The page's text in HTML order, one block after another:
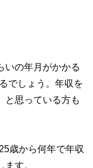
いの年月がかかる
でしょう。年収を
と思っている方も
歳から何年で年収
す。